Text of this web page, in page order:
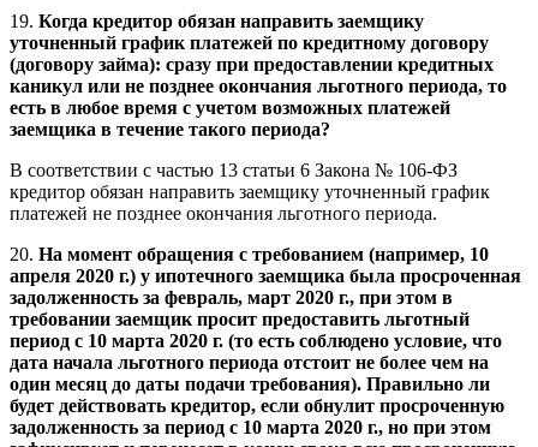
19. Когда кредитор обязан направить заемщику
уточненный график платежей по кредитному договору
(договору займа): сразу при предоставлении кредитных
каникул или не позднее окончания льготного периода, то
есть в любое время с учетом возможных платежей
заемщика в течение такого периода?
В соответствии с частью 13 статьи 6 Закона № 106-ФЗ
кредитор обязан направить заемщику уточненный график
платежей не позднее окончания льготного периода.
20. На момент обращения с требованием (например, 10
апреля 2020 г.) у ипотечного заемщика была просроченная
задолженность за февраль, март 2020 г., при этом в
требовании заемщик просит предоставить льготный
период с 10 марта 2020 г. (то есть соблюдено условие, что
дата начала льготного периода отстоит не более чем на
один месяц до даты подачи требования). Правильно ли
будет действовать кредитор, если обнулит просроченную
задолженность за период с 10 марта 2020 г., но при этом